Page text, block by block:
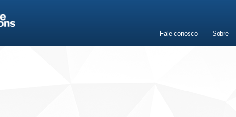
Fale conosco Sobre